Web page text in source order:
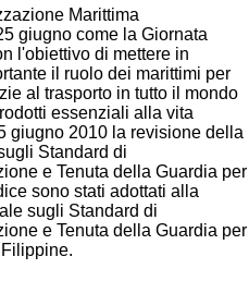
Marittima
giugno come la Giornata
l'obiettivo di mettere in
il ruolo dei marittimi per
al trasporto in tutto il mondo
essenziali alla vita
giugno 2010 la revisione della
Standard di
e Tenuta della Guardia per
sono stati adottati alla
sugli Standard di
e Tenuta della Guardia per